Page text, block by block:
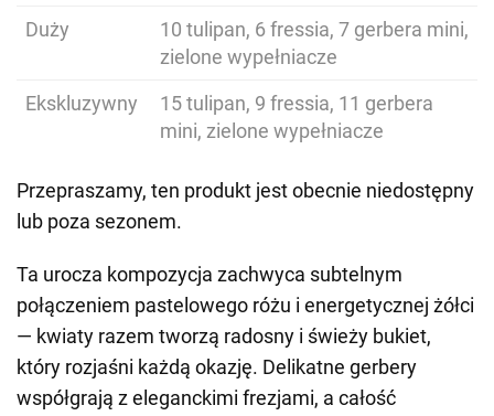
Duży
10 tulipan, 6 fressia, 7 gerbera mini,
zielone wypełniacze
Ekskluzywny
15 tulipan, 9 fressia, 11 gerbera
mini, zielone wypełniacze
Przepraszamy, ten produkt jest obecnie niedostępny
lub poza sezonem.
Ta urocza kompozycja zachwyca subtelnym
połączeniem pastelowego różu i energetycznej żółci
— kwiaty razem tworzą radosny i świeży bukiet,
który rozjaśni każdą okazję. Delikatne gerbery
współgrają z eleganckimi frezjami, a całość